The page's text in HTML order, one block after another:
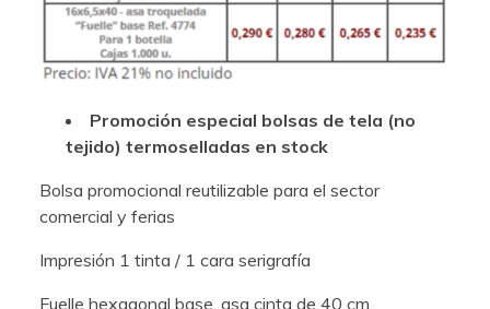
Promoción especial bolsas de tela (no
tejido) termoselladas en stock
Bolsa promocional reutilizable para el sector
comercial y ferias
Impresión 1 tinta / 1 cara serigrafía
Fuelle hexagonal base, asa cinta de 40 cm